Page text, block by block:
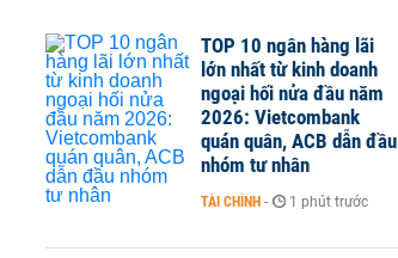
TOP 10 ngân hàng lãi
lớn nhất từ kinh doanh
ngoại hối nửa đầu năm
2026: Vietcombank
quán quân, ACB dẫn đầu
nhóm tư nhân
TÀI CHÍNH - 1 phút trước